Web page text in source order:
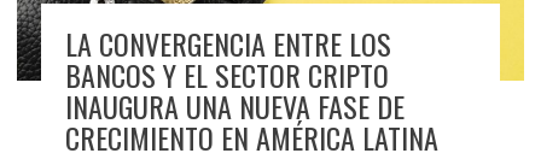
LA CONVERGENCIA ENTRE LOS
BANCOS Y EL SECTOR CRIPTO
INAUGURA UNA NUEVA FASE DE
CRECIMIENTO EN AMÉRICA LATINA